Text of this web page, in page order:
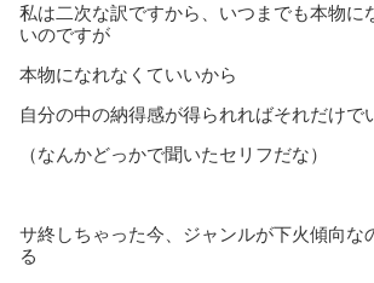
私は二次な訳ですから、いつまでも本物に
いのですが
本物になれなくていいから
自分の中の納得感が得られればそれだけで
（なんかどっかで聞いたセリフだな）
サ終しちゃった今、ジャンルが下火傾向な
る